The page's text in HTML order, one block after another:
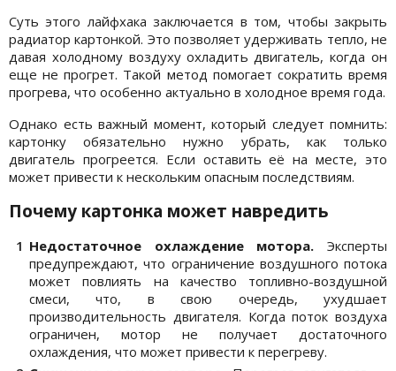
Суть этого лайфхака заключается в том, чтобы закрыть
радиатор картонкой. Это позволяет удерживать тепло, не
давая холодному воздуху охладить двигатель, когда он
еще не прогрет. Такой метод помогает сократить время
прогрева, что особенно актуально в холодное время года.
Однако есть важный момент, который следует помнить:
картонку обязательно нужно убрать, как только
двигатель прогреется. Если оставить её на месте, это
может привести к нескольким опасным последствиям.
Почему картонка может навредить
Недостаточное охлаждение мотора. Эксперты
предупреждают, что ограничение воздушного потока
может повлиять на качество топливно-воздушной
смеси, что, в свою очередь, ухудшает
производительность двигателя. Когда поток воздуха
ограничен, мотор не получает достаточного
охлаждения, что может привести к перегреву.